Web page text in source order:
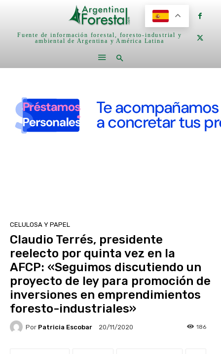
Fuente de información forestal, foresto-industrial y
ambiental de Argentina y América Latina
CELULOSA Y PAPEL
Claudio Terrés, presidente
reelecto por quinta vez en la
AFCP: «Seguimos discutiendo un
proyecto de ley para promoción de
inversiones en emprendimientos
foresto-industriales»
Por Patricia Escobar 20/11/2020 186